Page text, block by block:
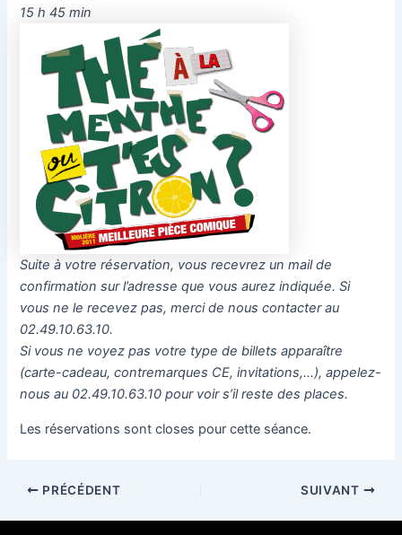
15 h 45 min
Suite à votre réservation, vous recevrez un mail de
confirmation sur l’adresse que vous aurez indiquée. Si
vous ne le recevez pas, merci de nous contacter au
02.49.10.63.10.
Si vous ne voyez pas votre type de billets apparaître
(carte-cadeau, contremarques CE, invitations,…), appelez-
nous au 02.49.10.63.10 pour voir s’il reste des places.
Les réservations sont closes pour cette séance.
PRÉCÉDENT SUIVANT